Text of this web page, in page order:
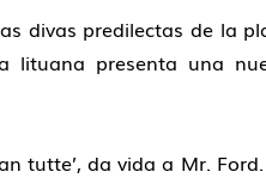
divas predilectas de la
lituana presenta una
tutte’, da vida a Mr.